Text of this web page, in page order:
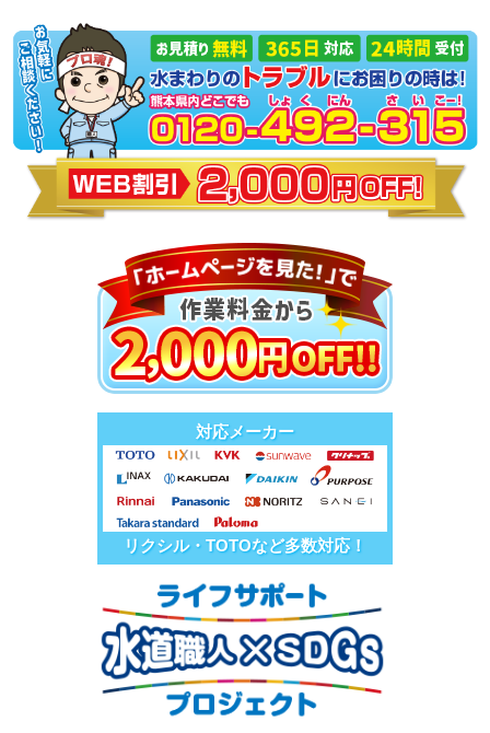
対応メーカー
リクシル・TOTOなど多数対応！